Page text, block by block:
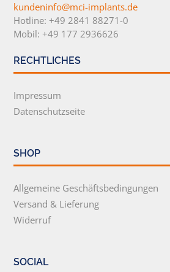
kundeninfo@mci-implants.de
Hotline: +49 2841 88271-0
Mobil: +49 177 2936626
RECHTLICHES
Impressum
Datenschutzseite
SHOP
Allgemeine Geschäftsbedingungen
Versand & Lieferung
Widerruf
SOCIAL